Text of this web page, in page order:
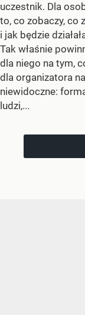
uczestnik. Dla
to, co zobaczy, co
i jak będzie
Tak właśnie
dla niego na tym,
dla organizatora
niewidoczne:
ludzi,...